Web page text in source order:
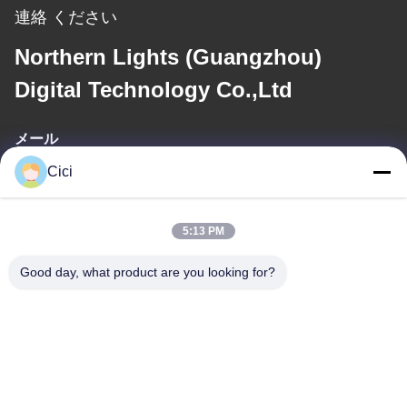
連絡 ください
Northern Lights (Guangzhou)
Digital Technology Co.,Ltd
メール
sales03@bjgprojection.com
住所
Cici
5:13 PM
Good day, what product are you looking for?